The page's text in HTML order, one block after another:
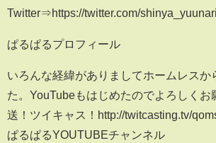
Twitter⇒https://twitter.com/shinya_yuunari
ぱるぱるプロフィール
いろんな経緯がありましてホームレスか
た。YouTubeもはじめたのでよろしくお
送！ツイキャス！http://twitcasting.tv/
ぱるぱるYOUTUBEチャンネル